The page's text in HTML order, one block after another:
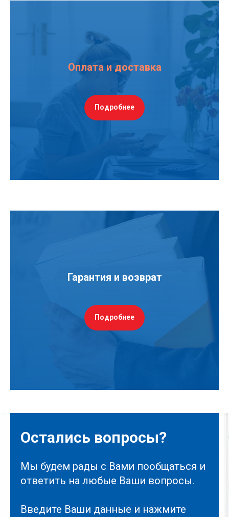
Оплата и доставка
Подробнее
Гарантия и возврат
Подробнее
Остались вопросы?
Мы будем рады с Вами пообщаться и
ответить на любые Ваши вопросы.
Введите Ваши данные и нажмите